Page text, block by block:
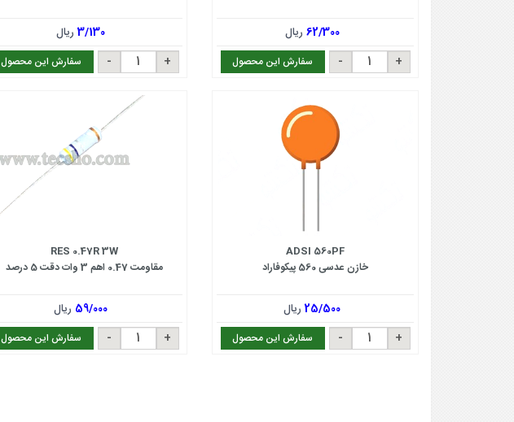
62/300 ریال
سفارش این محصول
3/130ریال
سفارش این محصول
ADSI 560PF
خازن عدسی 560 پیکوفاراد
25/500ریال
سفارش این محصول
RES 0.47R 3W
مقاومت 0.47 اهم 3 وات دقت 5 درصد
59/000 ریال
سفارش این محصول